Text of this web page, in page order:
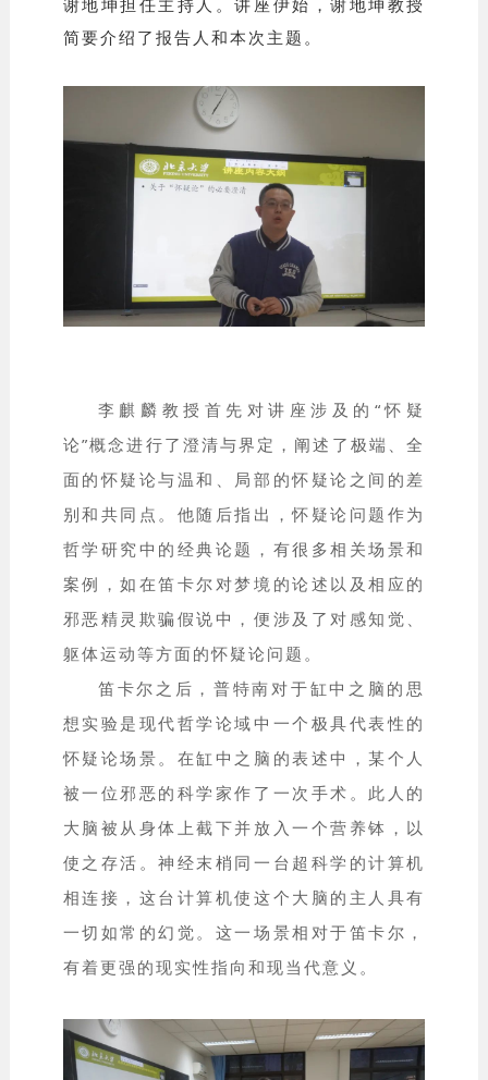
简要介绍了报告人和本次主题。
李麒麟教授首先对讲座涉及的“怀疑
论”概念进行了澄清与界定，阐述了极端、全
面的怀疑论与温和、局部的怀疑论之间的差
别和共同点。他随后指出，怀疑论问题作为
哲学研究中的经典论题，有很多相关场景和
案例，如在笛卡尔对梦境的论述以及相应的
邪恶精灵欺骗假说中，便涉及了对感知觉、
躯体运动等方面的怀疑论问题。
笛卡尔之后，普特南对于缸中之脑的思
想实验是现代哲学论域中一个极具代表性的
怀疑论场景。在缸中之脑的表述中，某个人
被一位邪恶的科学家作了一次手术。此人的
大脑被从身体上截下并放入一个营养钵，以
使之存活。神经末梢同一台超科学的计算机
相连接，这台计算机使这个大脑的主人具有
一切如常的幻觉。这一场景相对于笛卡尔，
有着更强的现实性指向和现当代意义。